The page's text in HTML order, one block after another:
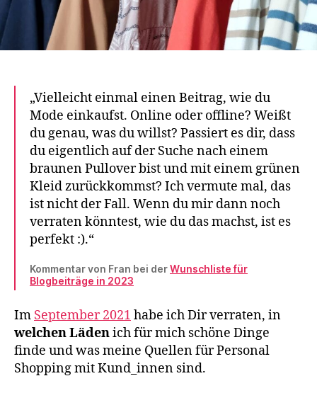
„Vielleicht einmal einen Beitrag, wie du
Mode einkaufst. Online oder offline? Weißt
du genau, was du willst? Passiert es dir, dass
du eigentlich auf der Suche nach einem
braunen Pullover bist und mit einem grünen
Kleid zurückkommst? Ich vermute mal, das
ist nicht der Fall. Wenn du mir dann noch
verraten könntest, wie du das machst, ist es
perfekt :).“
Kommentar von Fran bei derWunschliste für
Blogbeiträge in 2023
Im September 2021 habe ich Dir verraten, in
welchen Lädenich für mich schöne Dinge
finde und was meine Quellen für Personal
Shopping mit Kund_innen sind.